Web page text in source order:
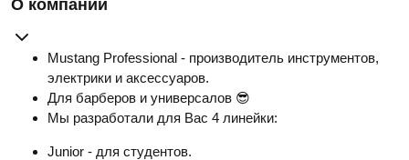
О компании
Mustang Professional - производитель инструментов,
электрики и аксессуаров.
Для барберов и универсалов 😎
Мы разработали для Вас 4 линейки:
Junior - для студентов.